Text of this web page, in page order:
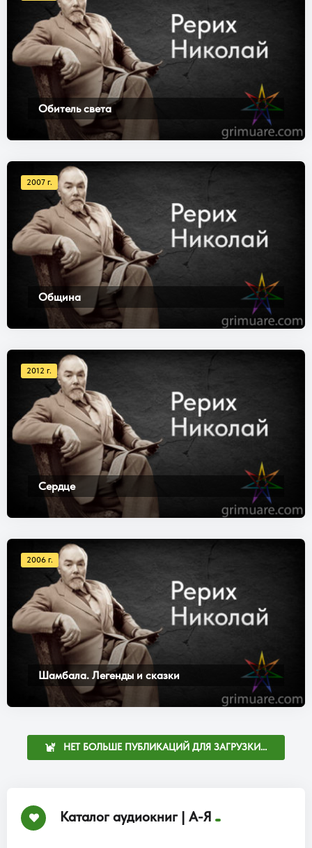
Обитель света
2007 г.
Община
2012 г.
Сердце
2006 г.
Шамбала. Легенды и сказки
НЕТ БОЛЬШЕ ПУБЛИКАЦИЙ ДЛЯ ЗАГРУЗКИ...
Каталог аудиокниг | А-Я